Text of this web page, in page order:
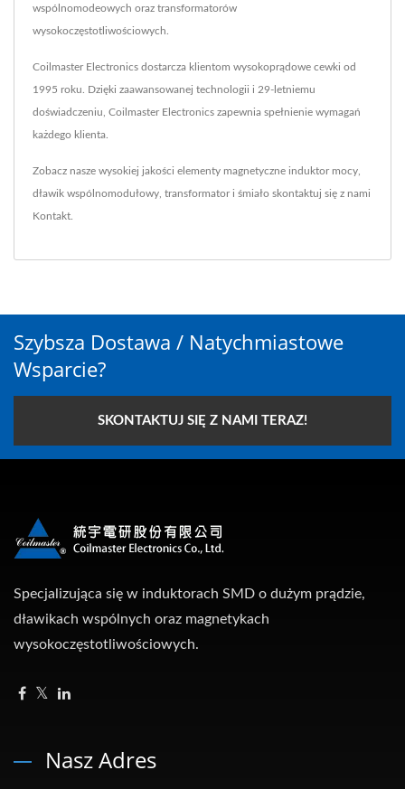
wspólnomodeowych oraz transformatorów
wysokoczęstotliwościowych.
Coilmaster Electronics dostarcza klientom wysokoprądowe cewki od
1995 roku. Dzięki zaawansowanej technologii i 29-letniemu
doświadczeniu, Coilmaster Electronics zapewnia spełnienie wymagań
każdego klienta.
Zobacz nasze wysokiej jakości elementy magnetyczne induktor mocy
dławik wspólnomodułowy transformatori śmiało skontaktuj się z nami
Kontakt
Szybsza Dostawa / Natychmiastowe
Wsparcie?
SKONTAKTUJ SIĘ Z NAMI TERAZ!
Specjalizująca się w induktorach SMD o dużym prądzie,
dławikach wspólnych oraz magnetykach
wysokoczęstotliwościowych.
Nasz Adres